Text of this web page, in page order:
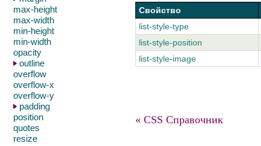
max-height
max-width
min-height
min-width
opacity
outline
overflow
overflow-x
overflow-y
padding
position
quotes
resize
Свойство
list-style-type
list-style-position
list-style-image
« CSS Справочник